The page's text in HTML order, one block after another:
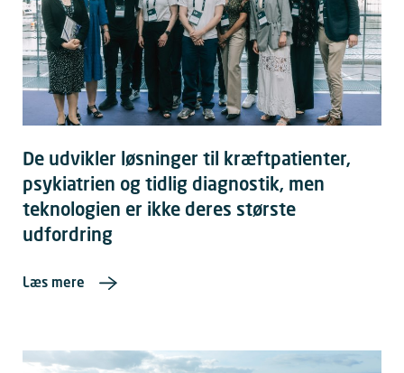
De udvikler løsninger til kræftpatienter,
psykiatrien og tidlig diagnostik, men
teknologien er ikke deres største
udfordring
Læs mere